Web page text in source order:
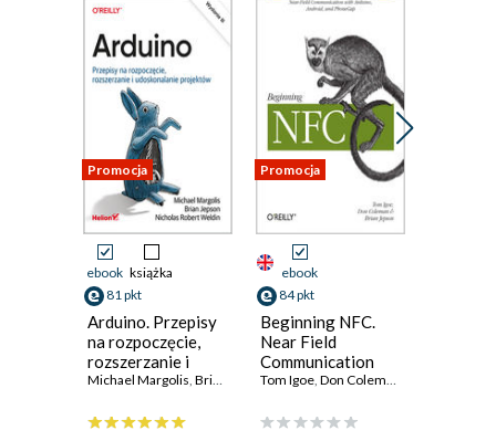
Promocja
ebook książka
81 pkt
Arduino. Przepisy
na rozpoczęcie,
rozszerzanie i
udoskonalanie
Wydanie III
Michael Margolis Brian Jepson ,Nicholas Robert Weldin
Promocja
ebook
84 pkt
Beginning NFC.
Near Field
Communication
with Arduino,
PhoneGap
Tom Igoe Don Coleman